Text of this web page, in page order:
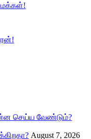
மக்கள்!
செய்ய வேண்டும்?
August 7, 2026